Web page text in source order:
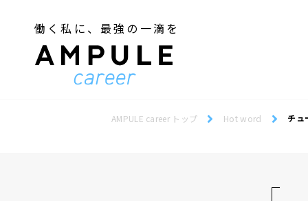
働く私に、最強の一滴を
AMPULE career トップ Hot word チュ